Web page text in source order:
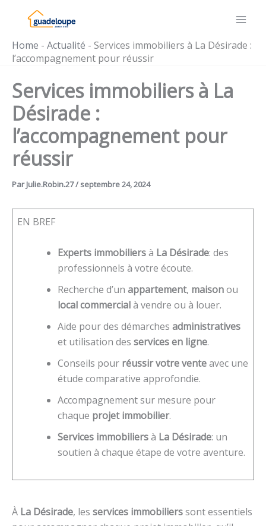
Home - Actualité - Services immobiliers à La Désirade :
l’accompagnement pour réussir
Services immobiliers à La
Désirade :
l’accompagnement pour
réussir
ParJulie.Robin.27/ septembre 24, 2024
EN BREF
Experts immobiliersà La Désirade: des
professionnels à votre écoute.
Recherche d’un appartement, maisonou
local commercialà vendre ou à louer.
Aide pour des démarches administratives
et utilisation des services en ligne.
Conseils pour réussir votre venteavec une
étude comparative approfondie.
Accompagnement sur mesure pour
chaque projet immobilier.
Services immobiliersà La Désirade: un
soutien à chaque étape de votre aventure.
À La Désirade, les services immobilierssont essentiels